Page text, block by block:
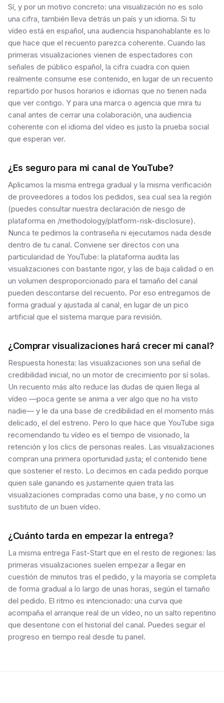
Sí, y por un motivo concreto: una visualización no es solo
una cifra, también lleva detrás un país y un idioma. Si tu
vídeo está en español, una audiencia hispanohablante es lo
que hace que el recuento parezca coherente. Cuando las
primeras visualizaciones vienen de espectadores con
señales de público español, la cifra cuadra con quien
realmente consume ese contenido, en lugar de un recuento
repartido por husos horarios e idiomas que no tienen nada
que ver contigo. Y para una marca o agencia que mira tu
canal antes de cerrar una colaboración, una audiencia
coherente con el idioma del vídeo es justo la prueba social
que esperan ver.
¿Es seguro para mi canal de YouTube?
Aplicamos la misma entrega gradual y la misma verificación
de proveedores a todos los pedidos, sea cual sea la región
(puedes consultar nuestra declaración de riesgo de
plataforma en /methodology/platform-risk-disclosure).
Nunca te pedimos la contraseña ni ejecutamos nada desde
dentro de tu canal. Conviene ser directos con una
particularidad de YouTube: la plataforma audita las
visualizaciones con bastante rigor, y las de baja calidad o en
un volumen desproporcionado para el tamaño del canal
pueden descontarse del recuento. Por eso entregamos de
forma gradual y ajustada al canal, en lugar de un pico
artificial que el sistema marque para revisión.
¿Comprar visualizaciones hará crecer mi canal?
Respuesta honesta: las visualizaciones son una señal de
credibilidad inicial, no un motor de crecimiento por sí solas.
Un recuento más alto reduce las dudas de quien llega al
vídeo —poca gente se anima a ver algo que no ha visto
nadie— y le da una base de credibilidad en el momento más
delicado, el del estreno. Pero lo que hace que YouTube siga
recomendando tu vídeo es el tiempo de visionado, la
retención y los clics de personas reales. Las visualizaciones
compran una primera oportunidad justa; el contenido tiene
que sostener el resto. Lo decimos en cada pedido porque
quien sale ganando es justamente quien trata las
visualizaciones compradas como una base, y no como un
sustituto de un buen vídeo.
¿Cuánto tarda en empezar la entrega?
La misma entrega Fast-Start que en el resto de regiones: las
primeras visualizaciones suelen empezar a llegar en
cuestión de minutos tras el pedido, y la mayoría se completa
de forma gradual a lo largo de unas horas, según el tamaño
del pedido. El ritmo es intencionado: una curva que
acompaña el arranque real de un vídeo, no un salto repentino
que desentone con el historial del canal. Puedes seguir el
progreso en tiempo real desde tu panel.